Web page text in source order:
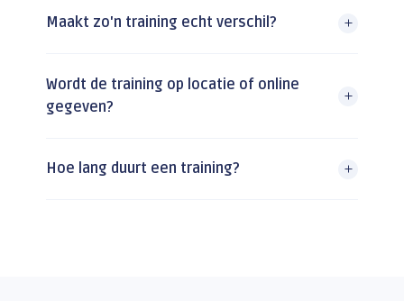
Maakt zo'n training echt verschil?
Wordt de training op locatie of online
gegeven?
Hoe lang duurt een training?